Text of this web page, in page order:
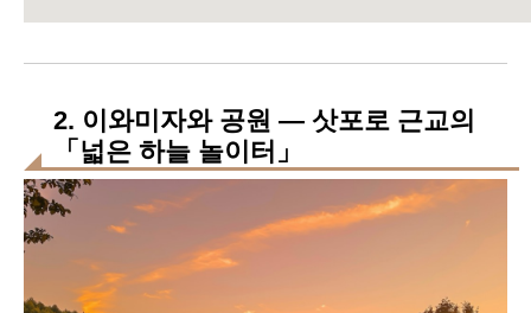
2. 이와미자와 공원 — 삿포로 근교의
「넓은 하늘 놀이터」